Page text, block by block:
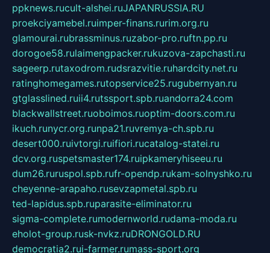
ppknews.rucult-alshei.ruJAPANRUSSIA.RU
proekciyamebel.ruimper-finans.rurim.org.ru
glamourai.rubrassminus.ruzabor-pro.ruftn.pp.ru
dorogoe58.rulaimengpacker.rukuzova-zapchasti.ru
sageerp.rutaxodrom.rudsrazvitie.ruhardcity.net.ru
ratinghomegames.rutopservice25.rugubernyan.ru
gtglasslined.ruii4.rutssport.spb.ruandorra24.com
blackwallstreet.ruoboimos.ruoptim-doors.com.ru
ikuch.runycr.org.runpa21.ruvremya-ch.spb.ru
desert000.ruivtorgi.ruifiori.rucatalog-statei.ru
dcv.org.ruspetsmaster174.ruipkameryhiseeu.ru
dum26.ruruspol.spb.rufr-opendp.rukam-solnyshko.ru
cheyenne-arapaho.rusevzapmetal.spb.ru
ted-lapidus.spb.ruparasite-eliminator.ru
sigma-complete.rumodernworld.rudama-moda.ru
eholot-group.rusk-nvkz.ruDRONGOLD.RU
democratia2.rui-farmer.rumass-sport.org